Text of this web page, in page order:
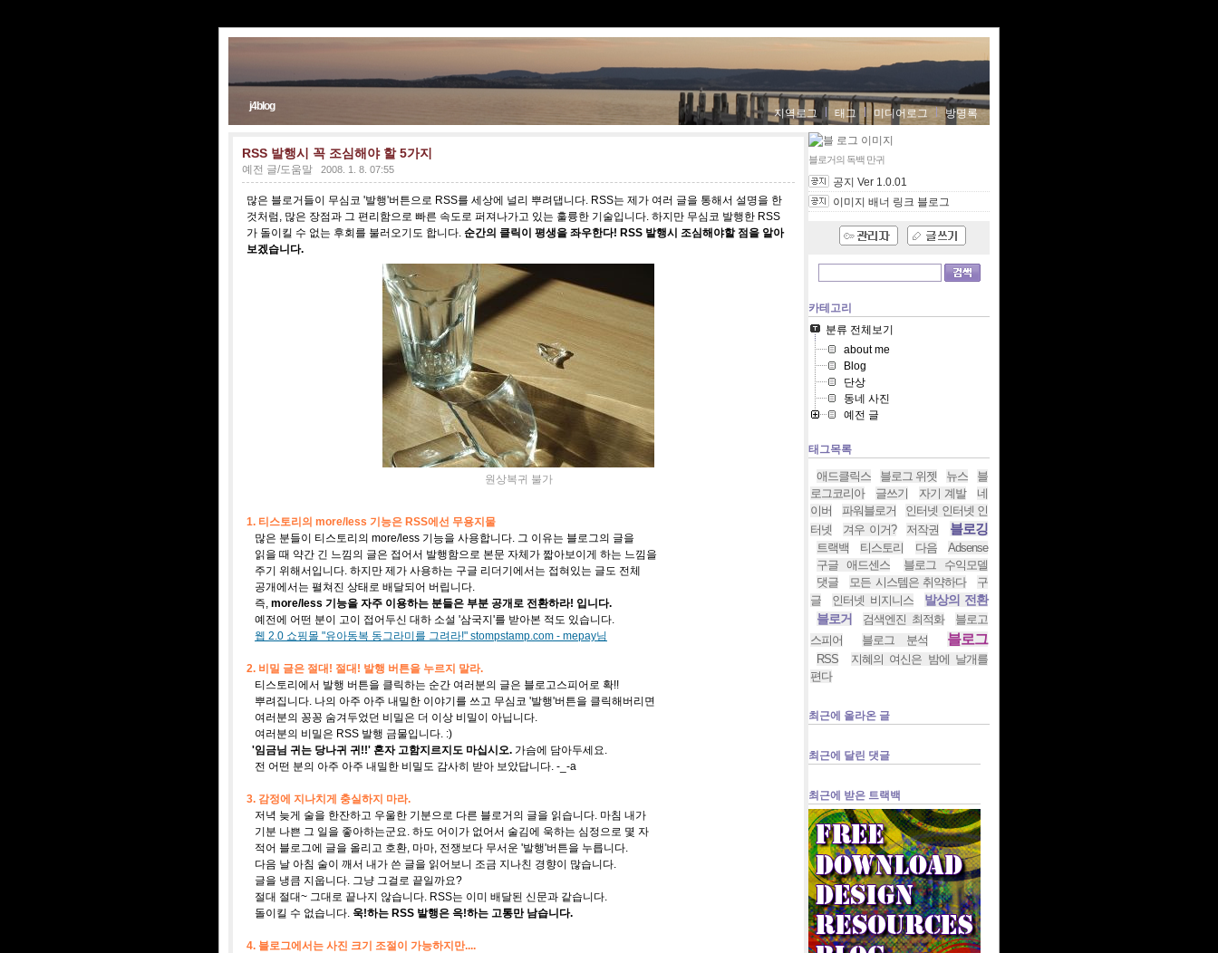
j4blog
지역로그 태그 미디어로그 방명록
RSS 발행시 꼭 조심해야 할 5가지
예전 글/도움말 2008. 1. 8. 07:55
많은 블로거들이 무심코 '발행'버튼으로 RSS를 세상에 널리 뿌려댑니다. RSS는 제가 여러 글을 통해서 설명을 한
것처럼, 많은 장점과 그 편리함으로 빠른 속도로 퍼져나가고 있는 훌륭한 기술입니다. 하지만 무심코 발행한 RSS
가 돌이킬 수 없는 후회를 불러오기도 합니다. 순간의 클릭이 평생을 좌우한다! RSS 발행시 조심해야할 점을 알아
보겠습니다.
원상복귀 불가
1. 티스토리의 more/less 기능은 RSS에선 무용지물
많은 분들이 티스토리의 more/less 기능을 사용합니다. 그 이유는 블로그의 글을
읽을 때 약간 긴 느낌의 글은 접어서 발행함으로 본문 자체가 짧아보이게 하는 느낌을
주기 위해서입니다. 하지만 제가 사용하는 구글 리더기에서는 접혀있는 글도 전체
공개에서는 펼쳐진 상태로 배달되어 버립니다.
즉, more/less 기능을 자주 이용하는 분들은 부분 공개로 전환하라! 입니다.
예전에 어떤 분이 고이 접어두신 대하 소설 '삼국지'를 받아본 적도 있습니다.
웹 2.0 쇼핑몰 "유아동복 동그라미를 그려라!" stompstamp.com - mepay님
2. 비밀 글은 절대! 절대! 발행 버튼을 누르지 말라.
티스토리에서 발행 버튼을 클릭하는 순간 여러분의 글은 블로고스피어로 확!!
뿌려집니다. 나의 아주 아주 내밀한 이야기를 쓰고 무심코 '발행'버튼을 클릭해버리면
여러분의 꽁꽁 숨겨두었던 비밀은 더 이상 비밀이 아닙니다.
여러분의 비밀은 RSS 발행 금물입니다. :)
'임금님 귀는 당나귀 귀!!' 혼자 고함지르지도 마십시오. 가슴에 담아두세요.
전 어떤 분의 아주 아주 내밀한 비밀도 감사히 받아 보았답니다. -_-a
3. 감정에 지나치게 충실하지 마라.
저녁 늦게 술을 한잔하고 우울한 기분으로 다른 블로거의 글을 읽습니다. 마침 내가
기분 나쁜 그 일을 좋아하는군요. 하도 어이가 없어서 술김에 욱하는 심정으로 몇 자
적어 블로그에 글을 올리고 호환, 마마, 전쟁보다 무서운 '발행'버튼을 누릅니다.
다음 날 아침 술이 깨서 내가 쓴 글을 읽어보니 조금 지나친 경향이 많습니다.
글을 냉큼 지웁니다. 그냥 그걸로 끝일까요?
절대 절대~ 그대로 끝나지 않습니다. RSS는 이미 배달된 신문과 같습니다.
돌이킬 수 없습니다. 욱!하는 RSS 발행은 윽!하는 고통만 남습니다.
4. 블로그에서는 사진 크기 조절이 가능하지만....
블로거의 독백 만귀
공지 Ver 1.0.01
이미지 배너 링크 블로그
카테고리
분류 전체보기
about me
Blog
단상
동네 사진
예전 글
태그목록
애드클릭스 블로그 위젯 뉴스
블
로그코리아
글쓰기 자기 계발
네
이버
파워블로거
인터넷 인터넷 인
터넷
겨우 이거? 저작권 블로깅
트랙백 티스토리 다음
Adsense
구글 애드센스
블로그 수익모델
댓글
모든 시스템은 취약하다
구
글
인터넷 비지니스
발상의 전환
블로거
검색엔진 최적화
블로고
스피어
블로그 분석 블로그
RSS
지혜의 여신은 밤에 날개를
편다
최근에 올라온 글
최근에 달린 댓글
최근에 받은 트랙백